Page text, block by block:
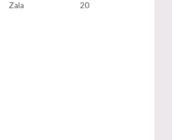
Zala
20